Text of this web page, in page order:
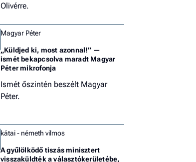
Olivérre.
Magyar Péter
„Küldjed ki, most azonnal!” —
ismét bekapcsolva maradt Magyar
Péter mikrofonja
Ismét őszintén beszélt Magyar
Péter.
kátai - németh vilmos
A gyűlölködő tiszás minisztert
visszaküldték a választókerületébe,